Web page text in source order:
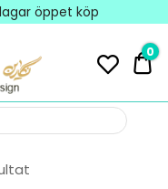
öppet köp
0
0